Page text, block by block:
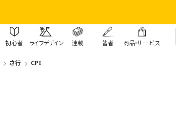
初心者 ライフデザイン 連載 著者 商品・サービス
さ行 CPI